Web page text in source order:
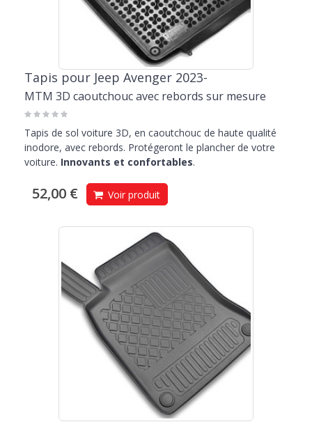
Tapis pour Jeep Avenger 2023-
MTM 3D caoutchouc avec rebords sur mesure
Tapis de sol voiture 3D, en caoutchouc de haute qualité
inodore, avec rebords. Protégeront le plancher de votre
voiture. Innovants et confortables.
52,00 € Voir produit